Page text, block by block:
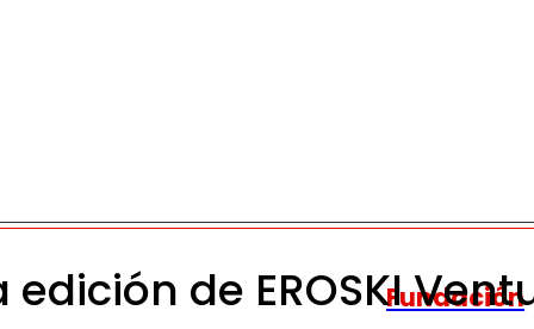
Fundación
de EROSKI